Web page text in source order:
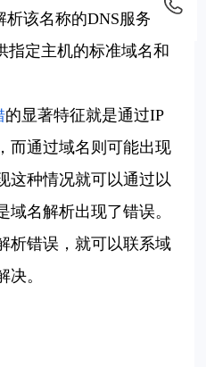
析该名称的DNS服务器
指定主机的标准域名和
的显著特征就是通过IP
而通过域名则可能出现
这种情况就可以通过以
名解析出现了错误。
析错误，就可以联系域
决。